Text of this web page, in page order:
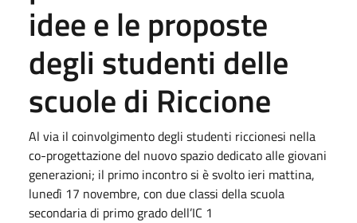
idee e le proposte
degli studenti delle
scuole di Riccione
Al via il coinvolgimento degli studenti riccionesi nella
co-progettazione del nuovo spazio dedicato alle giovani
generazioni; il primo incontro si è svolto ieri mattina,
lunedì 17 novembre, con due classi della scuola
secondaria di primo grado dell’IC 1